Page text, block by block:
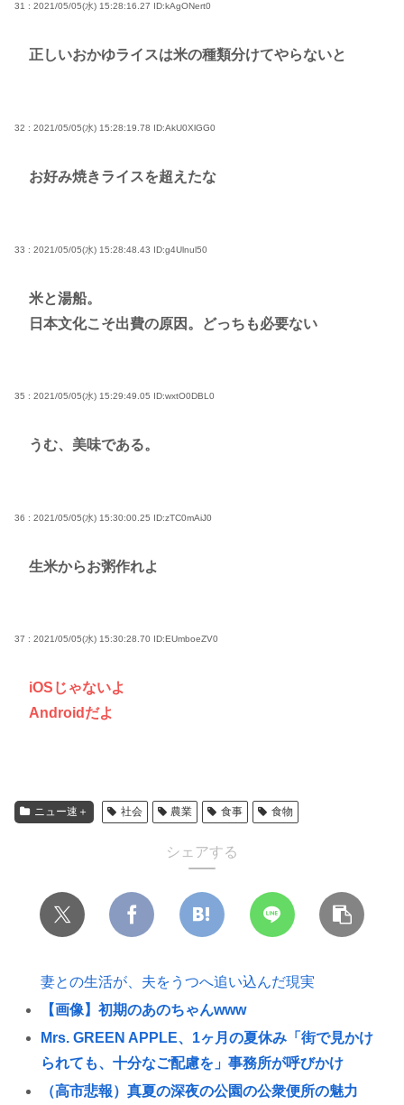
31 : 2021/05/05(水) 15:28:16.27 ID:kAgONert0
正しいおかゆライスは米の種類分けてやらないと
32 : 2021/05/05(水) 15:28:19.78 ID:AkU0XlGG0
お好み焼きライスを超えたな
33 : 2021/05/05(水) 15:28:48.43 ID:g4Ulnul50
米と湯船。
日本文化こそ出費の原因。どっちも必要ない
35 : 2021/05/05(水) 15:29:49.05 ID:wxtO0DBL0
うむ、美味である。
36 : 2021/05/05(水) 15:30:00.25 ID:zTC0mAiJ0
生米からお粥作れよ
37 : 2021/05/05(水) 15:30:28.70 ID:EUmboeZV0
iOSじゃないよ
Androidだよ
ニュー速＋ 社会 農業 食事 食物
シェアする
妻との生活が、夫をうつへ追い込んだ現実
【画像】初期のあのちゃんwww
Mrs. GREEN APPLE、1ヶ月の夏休み「街で見かけ
られても、十分なご配慮を」事務所が呼びかけ
（高市悲報）真夏の深夜の公園の公衆便所の魅力